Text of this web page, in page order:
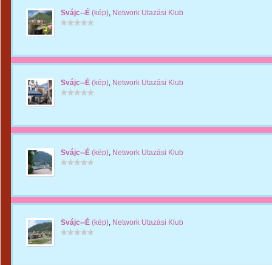
Svájc--É (kép), Network Utazási Klub
Svájc--É (kép), Network Utazási Klub
Svájc--É (kép), Network Utazási Klub
Svájc--É (kép), Network Utazási Klub